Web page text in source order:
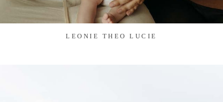
LEONIE THEO LUCIE